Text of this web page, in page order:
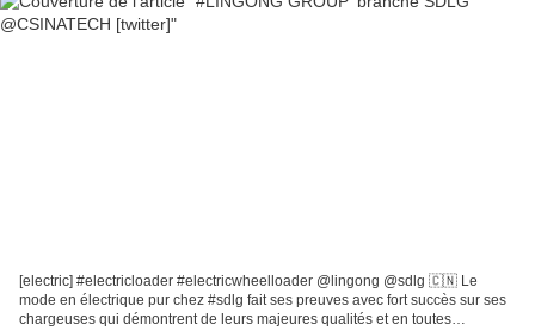
[electric] #electricloader #electricwheelloader @lingong @sdlg 🇨🇳 Le
mode en électrique pur chez #sdlg fait ses preuves avec fort succès sur ses
chargeuses qui démontrent de leurs majeures qualités et en toutes